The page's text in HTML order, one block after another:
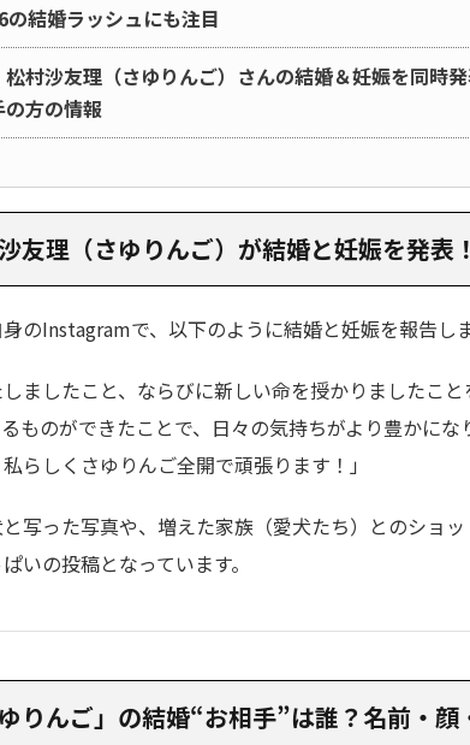
の結婚ラッシュにも注目
松村沙友理（さゆりんご）さんの結婚＆妊娠を同時
の方の情報
友理（さゆりんご）が結婚と妊娠を発表！
のInstagramで、以下のように結婚と妊娠を報告し
しましたこと、ならびに新しい命を授かりましたこ
ものができたことで、日々の気持ちがより豊かにな
らしくさゆりんご全開で頑張ります！」
写った写真や、増えた家族（愛犬たち）とのショ
いの投稿となっています。
りんご」の結婚“お相手”は誰？名前・顔